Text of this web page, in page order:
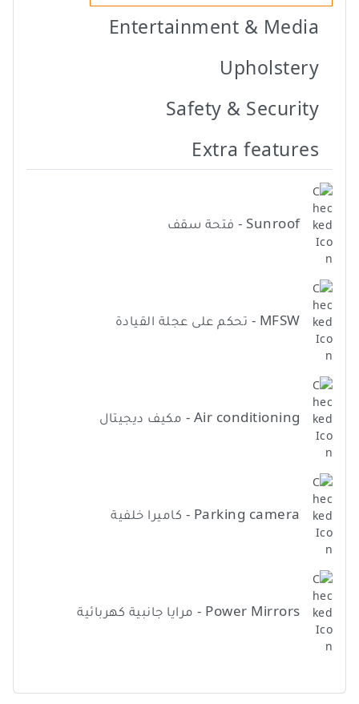
Entertainment & Media
Upholstery
Safety & Security
Extra features
Sunroof - فتحة سقف
MFSW - تحكم على عجلة القيادة
Air conditioning - مكيف ديجيتال
Parking camera - كاميرا خلفية
Power Mirrors - مرايا جانبية كهربائية